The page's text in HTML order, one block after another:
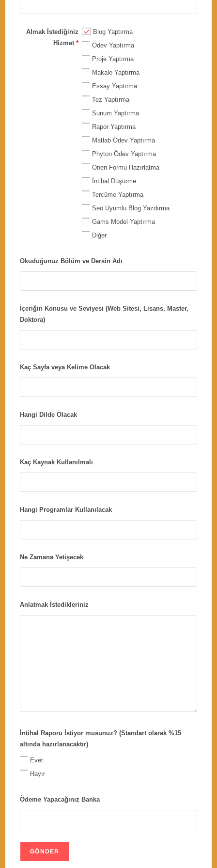
Almak İstediğiniz
Hizmet *
Blog Yaptırma
Ödev Yaptırma
Proje Yaptırma
Makale Yaptırma
Essay Yaptırma
Tez Yaptırma
Sunum Yaptırma
Rapor Yaptırma
Matlab Ödev Yaptırma
Phyton Ödev Yaptırma
Öneri Formu Hazırlatma
İntihal Düşürme
Tercüme Yaptırma
Seo Uyumlu Blog Yazdırma
Gams Model Yaptırma
Diğer
Okuduğunuz Bölüm ve Dersin Adı
İçeriğin Konusu ve Seviyesi (Web Sitesi, Lisans, Master,
Doktora)
Kaç Sayfa veya Kelime Olacak
Hangi Dilde Olacak
Kaç Kaynak Kullanılmalı
Hangi Programlar Kullanılacak
Ne Zamana Yetişecek
Anlatmak İstedikleriniz
İntihal Raporu İstiyor musunuz? (Standart olarak %15
altında hazırlanacaktır)
Evet
Hayır
Ödeme Yapacağınız Banka